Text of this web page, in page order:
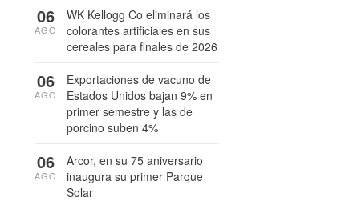
WK Kellogg Co eliminará los
colorantes artificiales en sus
cereales para finales de 2026
06
AGO
Exportaciones de vacuno de
Estados Unidos bajan 9% en
primer semestre y las de
porcino suben 4%
06
AGO
Arcor, en su 75 aniversario
inaugura su primer Parque
Solar
06
AGO